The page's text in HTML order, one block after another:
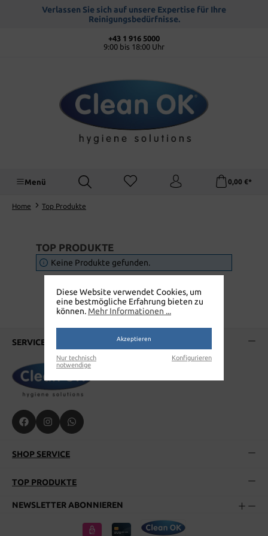
springenVerlassen Sie sich auf unsere Expertise für Ihre
Reinigungsbedürfnisse.
+43 1 916 5000
9:00 bis 18:00 Uhr
Menü 0,00 €*
Home Top Produkte
TOP PRODUKTE
Keine Produkte gefunden.
SERVICE-HOTLINE
SHOP SERVICE
TOP PRODUKTE
NEWSLETTER ABONNIEREN
Diese Website verwendet Cookies, um
eine bestmögliche Erfahrung bieten zu
können. Mehr Informationen ...
Akzeptieren
Nur technisch
notwendige
Konfigurieren